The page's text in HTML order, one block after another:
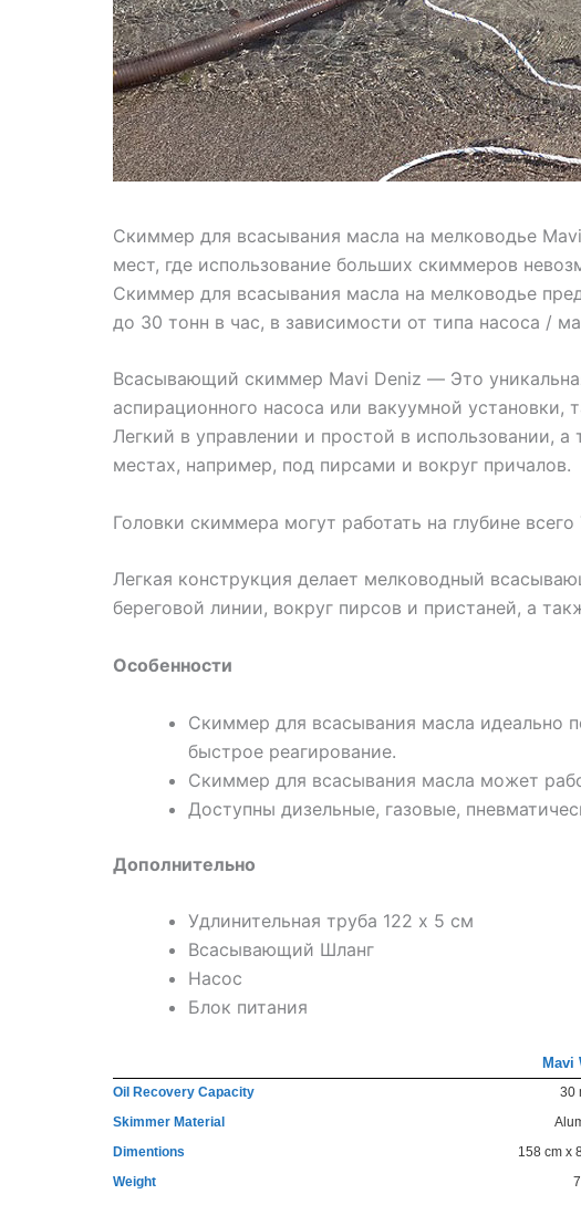
Скиммер для всасывания масла на мелководье
мест, где использование больших скиммеров
Скиммер для всасывания масла на мелководье
до 30 тонн в час, в зависимости от типа насоса /
Всасывающий скиммер Mavi Deniz — Это
аспирационного насоса или вакуумной
Легкий в управлении и простой в использовании,
местах, например, под пирсами и вокруг причалов.
Головки скиммера могут работать на глубине всего
Легкая конструкция делает мелководный
береговой линии, вокруг пирсов и пристаней, а
Особенности
Скиммер для всасывания масла идеально
быстрое реагирование.
Скиммер для всасывания масла может
Доступны дизельные, газовые,
Дополнительно
Удлинительная труба 122 x 5 см
Всасывающий Шланг
Насос
Блок питания
Mavi
Oil Recovery Capacity 30
Skimmer Material
Dimentions
158 cm x
Weight